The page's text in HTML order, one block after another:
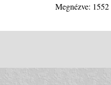
Megnézve: